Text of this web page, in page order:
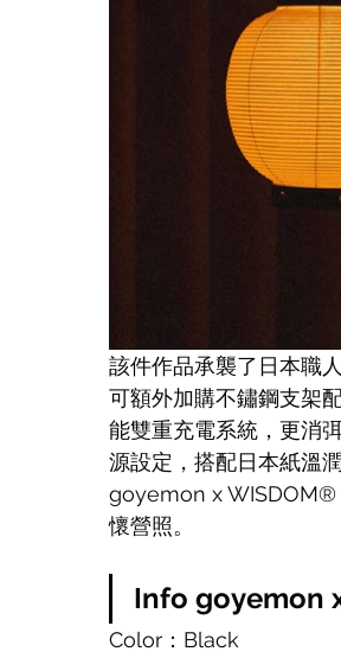
該件作品承襲了日本職
可額外加購不鏽鋼支架
能雙重充電系統，更消
源設定，搭配日本紙溫
goyemon x WISDOM®
懷營照。
Info goyemon
Color：Black